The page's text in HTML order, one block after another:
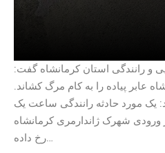
و رانندگی استان کرمانشاه گفت:
عابر پیاده را به کام مرگ کشاند.
یک مورد حادثه رانندگی ساعت یک
ماه و در ورودی شهرک ژاندارمری کرمانشاه
رخ داده…